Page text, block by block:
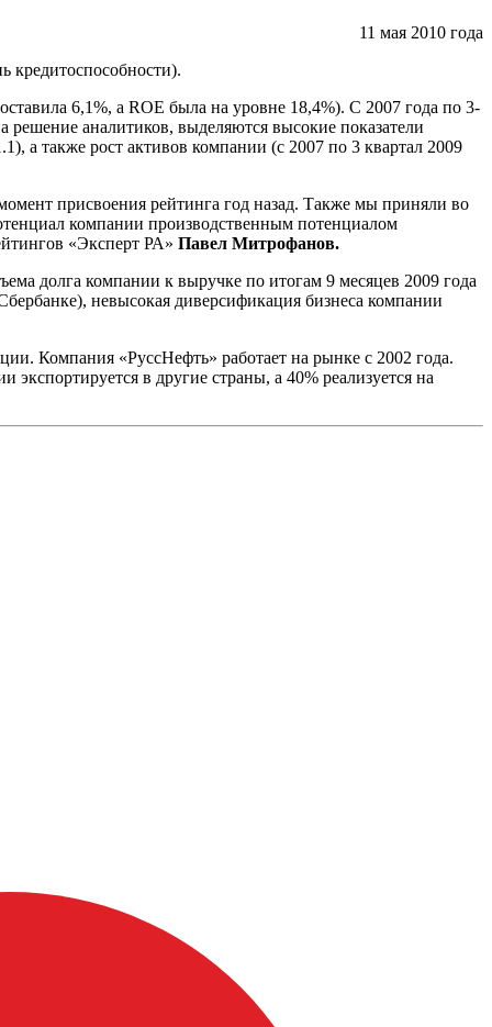
11 мая 2010 года
кредитоспособности).
6,1%, а ROE была на уровне 18,4%). С 2007 года по 3-
решение аналитиков, выделяются высокие показатели
а также рост активов компании (с 2007 по 3 квартал 2009
присвоения рейтинга год назад. Также мы приняли во
компании производственным потенциалом
«Эксперт РА» Павел Митрофанов.
долга компании к выручке по итогам 9 месяцев 2009 года
невысокая диверсификация бизнеса компании
Компания «РуссНефть» работает на рынке с 2002 года.
в другие страны, а 40% реализуется на